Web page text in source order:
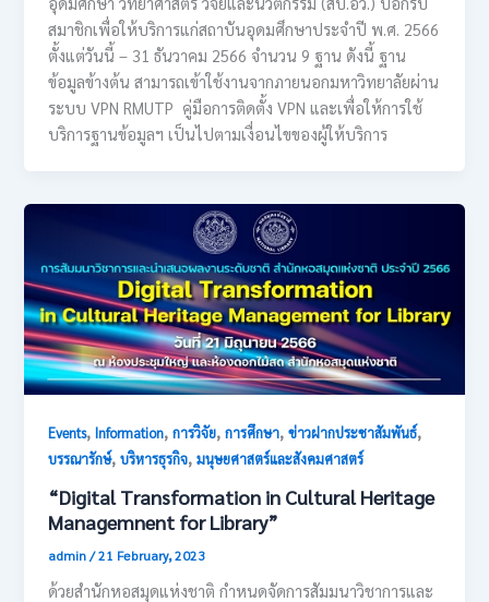
สมาชิกเพื่อให้บริการแก่สถาบันอุดมศึกษาประจำปี พ.ศ. 2566
ตั้งแต่วันนี้ – 31 ธันวาคม 2566 จำนวน 9 ฐาน ดังนี้ ฐาน
ข้อมูลข้างต้น สามารถเข้าใช้งานจากภายนอกมหาวิทยาลัยผ่าน
ระบบ VPN RMUTP คู่มือการติดตั้ง VPN และเพื่อให้การใช้
บริการฐานข้อมูลฯ เป็นไปตามเงื่อนไขของผู้ให้บริการ
Events,Information,การวิจัย,การศึกษา,ข่าวฝากประชาสัมพันธ์,
บรรณารักษ์,บริหารธุรกิจ,มนุษยศาสตร์และสังคมศาสตร์
“Digital Transformation in Cultural Heritage
Managemnent for Library”
admin/21 February, 2023
ด้วยสำนักหอสมุดแห่งชาติ กำหนดจัดการสัมมนาวิชาการและ